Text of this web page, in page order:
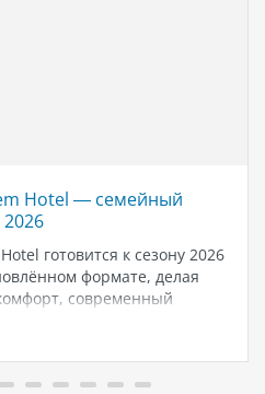
Hotel — семейный
готовится к сезону 2026
формате, делая
современный
выбором для тех,
в…